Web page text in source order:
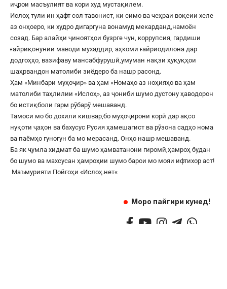
иҷрои масъулият ва кори худ мустақилем.
Ислоҳ тули ин ҳафт сол тавонист, ки симо ва чеҳраи воқеии хеле
аз онҳоеро, ки худро дигаргуна вонамуд мекарданд,намоён
созад. Бар алайҳи ҷиноятҳои бузрге чун, коррупсия, гардиши
ғайриқонунии маводи мухаддир, аҳкоми ғайриодилона дар
додгоҳҳо, вазифаву мансабфурушӣ,умуман нақзи ҳуқуқҳои
шаҳрвандон матолиби зиёдеро ба нашр расонд.
Ҳам «Минбари муҳоҷир» ва ҳам «Номаҳо аз ноҳияҳо ва ҳам
матолиби таҳлилии «Ислоҳ», аз ҷониби шумо дустону ҳаводорон
бо истиқболи гарм рӯбарӯ мешаванд.
Тамоси мо бо дохили кишвар,бо муҳоҷирони корӣ дар ақсо
нуқоти ҷаҳон ва бахусус Русия ҳамешагист ва рӯзона садҳо нома
ва паёмҳо гуногун ба мо мерасанд. Онҳо нашр мешаванд.
Ба як ҷумла хидмат ба шумо ҳамватанони гиромӣ,ҳамроҳ будан
бо шумо ва махсусан ҳамроҳии шумо барои мо мояи ифтихор аст!
Маъмурияти Пойгоҳи «Ислоҳ.нет«
Моро пайгири кунед!